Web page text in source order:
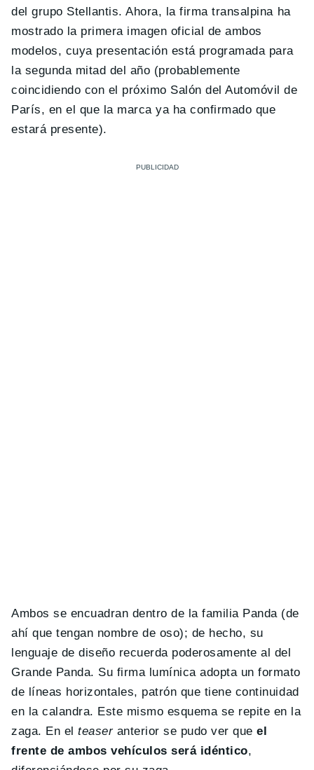
del grupo Stellantis. Ahora, la firma transalpina ha
mostrado la primera imagen oficial de ambos
modelos, cuya presentación está programada para
la segunda mitad del año (probablemente
coincidiendo con el próximo Salón del Automóvil de
París, en el que la marca ya ha confirmado que
estará presente).
Ambos se encuadran dentro de la familia Panda (de
ahí que tengan nombre de oso); de hecho, su
lenguaje de diseño recuerda poderosamente al del
Grande Panda. Su firma lumínica adopta un formato
de líneas horizontales, patrón que tiene continuidad
en la calandra. Este mismo esquema se repite en la
zaga. En elteaser anterior se pudo ver queel
frente de ambos vehículos será idéntico,